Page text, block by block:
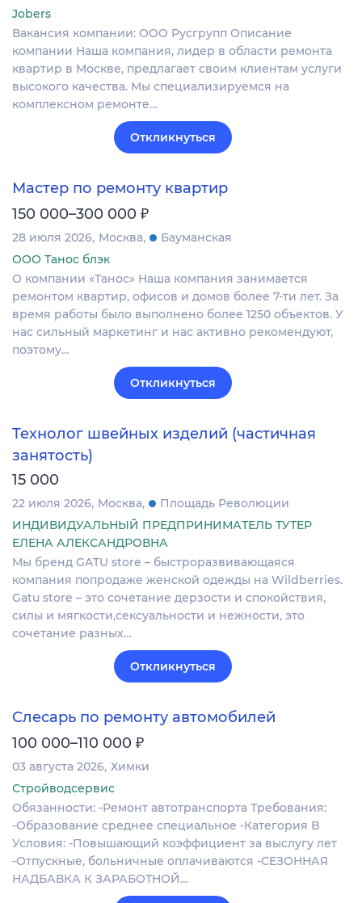
Jobers
Вакансия компании: ООО Русгрупп Описание
компании Наша компания, лидер в области ремонта
квартир в Москве, предлагает своим клиентам услуги
высокого качества. Мы специализируемся на
комплексном ремонте…
Откликнуться
Мастер по ремонту квартир
150 000–300 000 ₽
28 июля 2026 Москва
Бауманская
ООО Танос блэк
О компании «Танос» Наша компания занимается
ремонтом квартир, офисов и домов более 7-ти лет. За
время работы было выполнено более 1250 объектов. У
нас сильный маркетинг и нас активно рекомендуют,
поэтому…
Откликнуться
Технолог швейных изделий (частичная
занятость)
15 000
22 июля 2026 Москва
Площадь Революции
ИНДИВИДУАЛЬНЫЙ ПРЕДПРИНИМАТЕЛЬ ТУТЕР
ЕЛЕНА АЛЕКСАНДРОВНА
Мы бренд GATU store – быстроразвивающаяся
компания попродаже женской одежды на Wildberries.
Gatu store – это сочетание дерзости и спокойствия,
силы и мягкости,сексуальности и нежности, это
сочетание разных…
Откликнуться
Слесарь по ремонту автомобилей
100 000–110 000 ₽
03 августа 2026 Химки
Стройводсервис
Обязанности: -Ремонт автотранспорта Требования:
-Образование среднее специальное -Категория B
Условия: -Повышающий коэффициент за выслугу лет
-Отпускные, больничные оплачиваются -СЕЗОННАЯ
НАДБАВКА К ЗАРАБОТНОЙ…